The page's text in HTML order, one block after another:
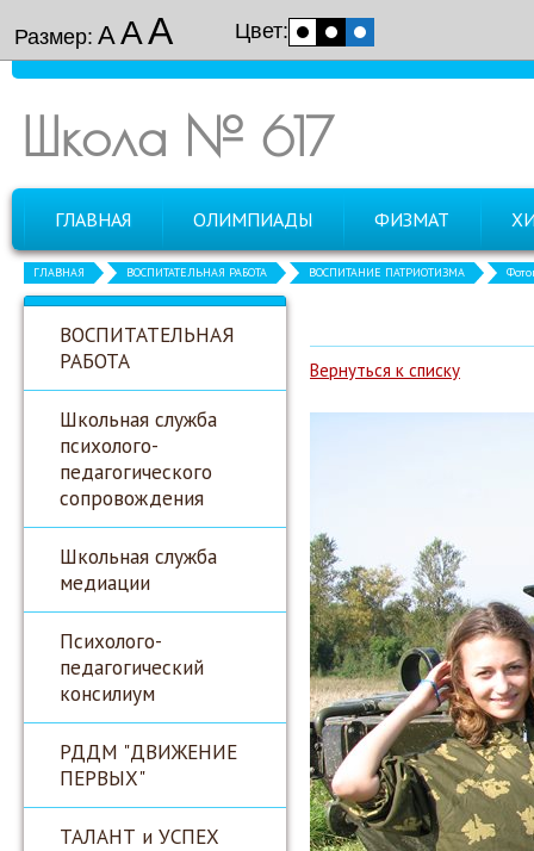
Размер: ААА Цвет:
Школа № 617
ГЛАВНАЯ ОЛИМПИАДЫ ФИЗМАТ
ГЛАВНАЯ ВОСПИТАТЕЛЬНАЯ РАБОТА ВОСПИТАНИЕ ПАТРИОТИЗМА
ВОСПИТАТЕЛЬНАЯ
РАБОТА
Школьная служба
психолого-
педагогического
сопровождения
Школьная служба
медиации
Психолого-
педагогический
консилиум
РДДМ "ДВИЖЕНИЕ
ПЕРВЫХ"
ТАЛАНТ и УСПЕХ
Вернуться к списку